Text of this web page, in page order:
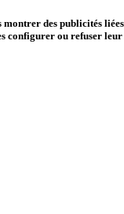
des publicités
configurer ou refuser